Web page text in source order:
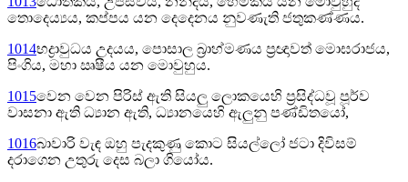
තොදෙය්‍යය, කප්පය යන දෙදෙනය නුවණැති ජතුකණ්ණය.
1014භද්‍රාවුධය උදයය, පොසාල බ්‍රාහ්මණය ප්‍රඥාවත් මොඝරාජය,
පිංගිය, මහා ඍෂීය යන මොවුහුය.
1015වෙන වෙන පිරිස් ඇති සියලු ලොකයෙහි ප්‍රසිද්ධවූ පූර්ව
වාසනා ඇති ධ්‍යාන ඇති, ධ්‍යානයෙහි ඇලුනු පණ්ඩිතයෝ,
1016බාවාරි වැඳ ඔහු පැදකුණු කොට සියල්ලෝ ජටා දිවිසම්
දරාගෙන උතුරු දෙස බලා ගියෝය.